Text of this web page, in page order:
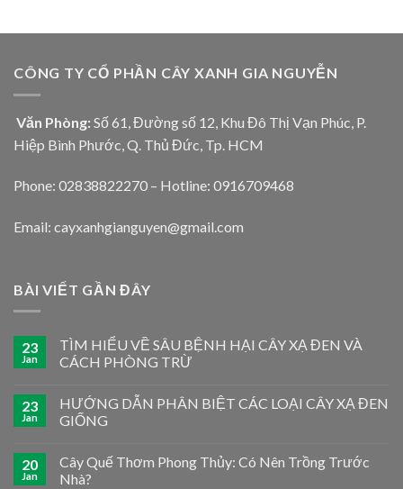
CÔNG TY CỔ PHẦN CÂY XANH GIA NGUYỄN
Văn Phòng: Số 61, Đường số 12, Khu Đô Thị Vạn Phúc, P.
Hiệp Bình Phước, Q. Thủ Đức, Tp. HCM
Phone: 02838822270 – Hotline: 0916709468
Email: cayxanhgianguyen@gmail.com
BÀI VIẾT GẦN ĐÂY
23
Jan
TÌM HIỂU VỀ SÂU BỆNH HẠI CÂY XẠ ĐEN VÀ
CÁCH PHÒNG TRỪ
23
Jan
HƯỚNG DẪN PHÂN BIỆT CÁC LOẠI CÂY XẠ ĐEN
GIỐNG
20
Jan
Cây Quế Thơm Phong Thủy: Có Nên Trồng Trước
Nhà?